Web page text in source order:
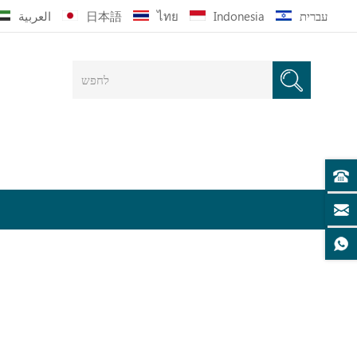
العربية 日本語 ไทย Indonesia עברית